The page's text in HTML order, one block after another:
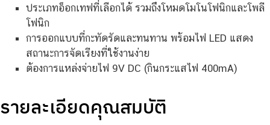
ประเภทอ็อกเทฟที่เลือกได้ รวมถึงโหมดโมโนโฟนิกและโพลี
โฟนิก
การออกแบบที่กะทัดรัดและทนทาน พร้อมไฟ LED แสดง
สถานะการจัดเรียงที่ใช้งานง่าย
ต้องการแหล่งจ่ายไฟ 9V DC (กินกระแสไฟ 400mA)
รายละเอียดคุณสมบัติ